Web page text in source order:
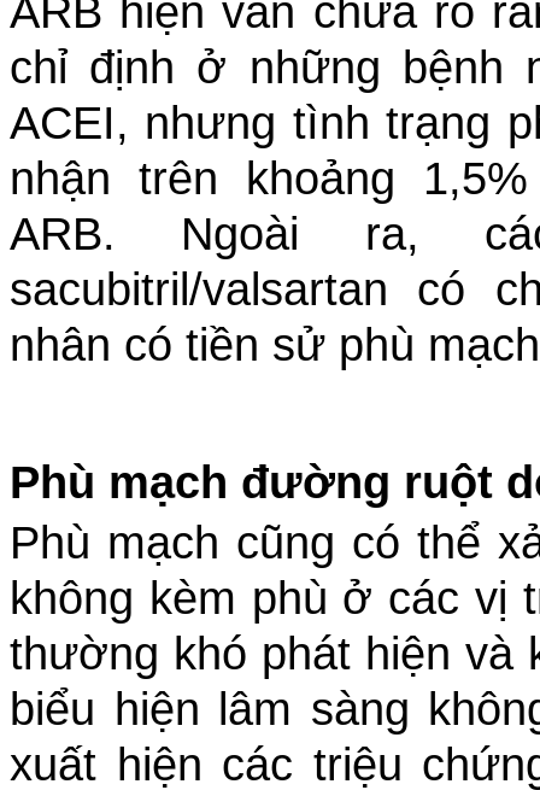
ARB hiện vẫn chưa rõ
chỉ định ở những bệnh
ACEI, nhưng tình trạng
nhận trên khoảng
ARB. Ngoài ra,
sacubitril/valsartan có
nhân có tiền sử phù
Phù mạch đường ruột
Phù mạch cũng có thể
không kèm phù ở các vị
thường khó phát hiện và
biểu hiện lâm sàng
xuất hiện các triệu